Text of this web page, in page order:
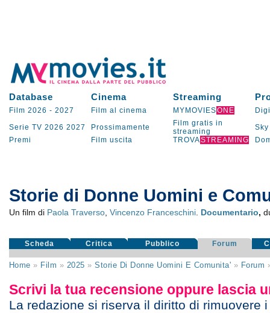
Database Cinema Streaming
Film 2026 - 2027 Film al cinema MYMOVIESONE
Serie TV 2026 2027 Prossimamente
Film gratis in
streaming
Sky
Premi
Film uscita TROVASTREAMING
Storie di Donne Uomini e
Un film di Paola Traverso, Vincenzo Franceschini. Documentario,
Scheda Critica Pubblico Forum
Home » Film » 2025 »Storie Di Donne Uomini E Comunita' » Forum
Scrivi la tua recensione oppure lascia
La redazione si riserva il diritto di rimuovere